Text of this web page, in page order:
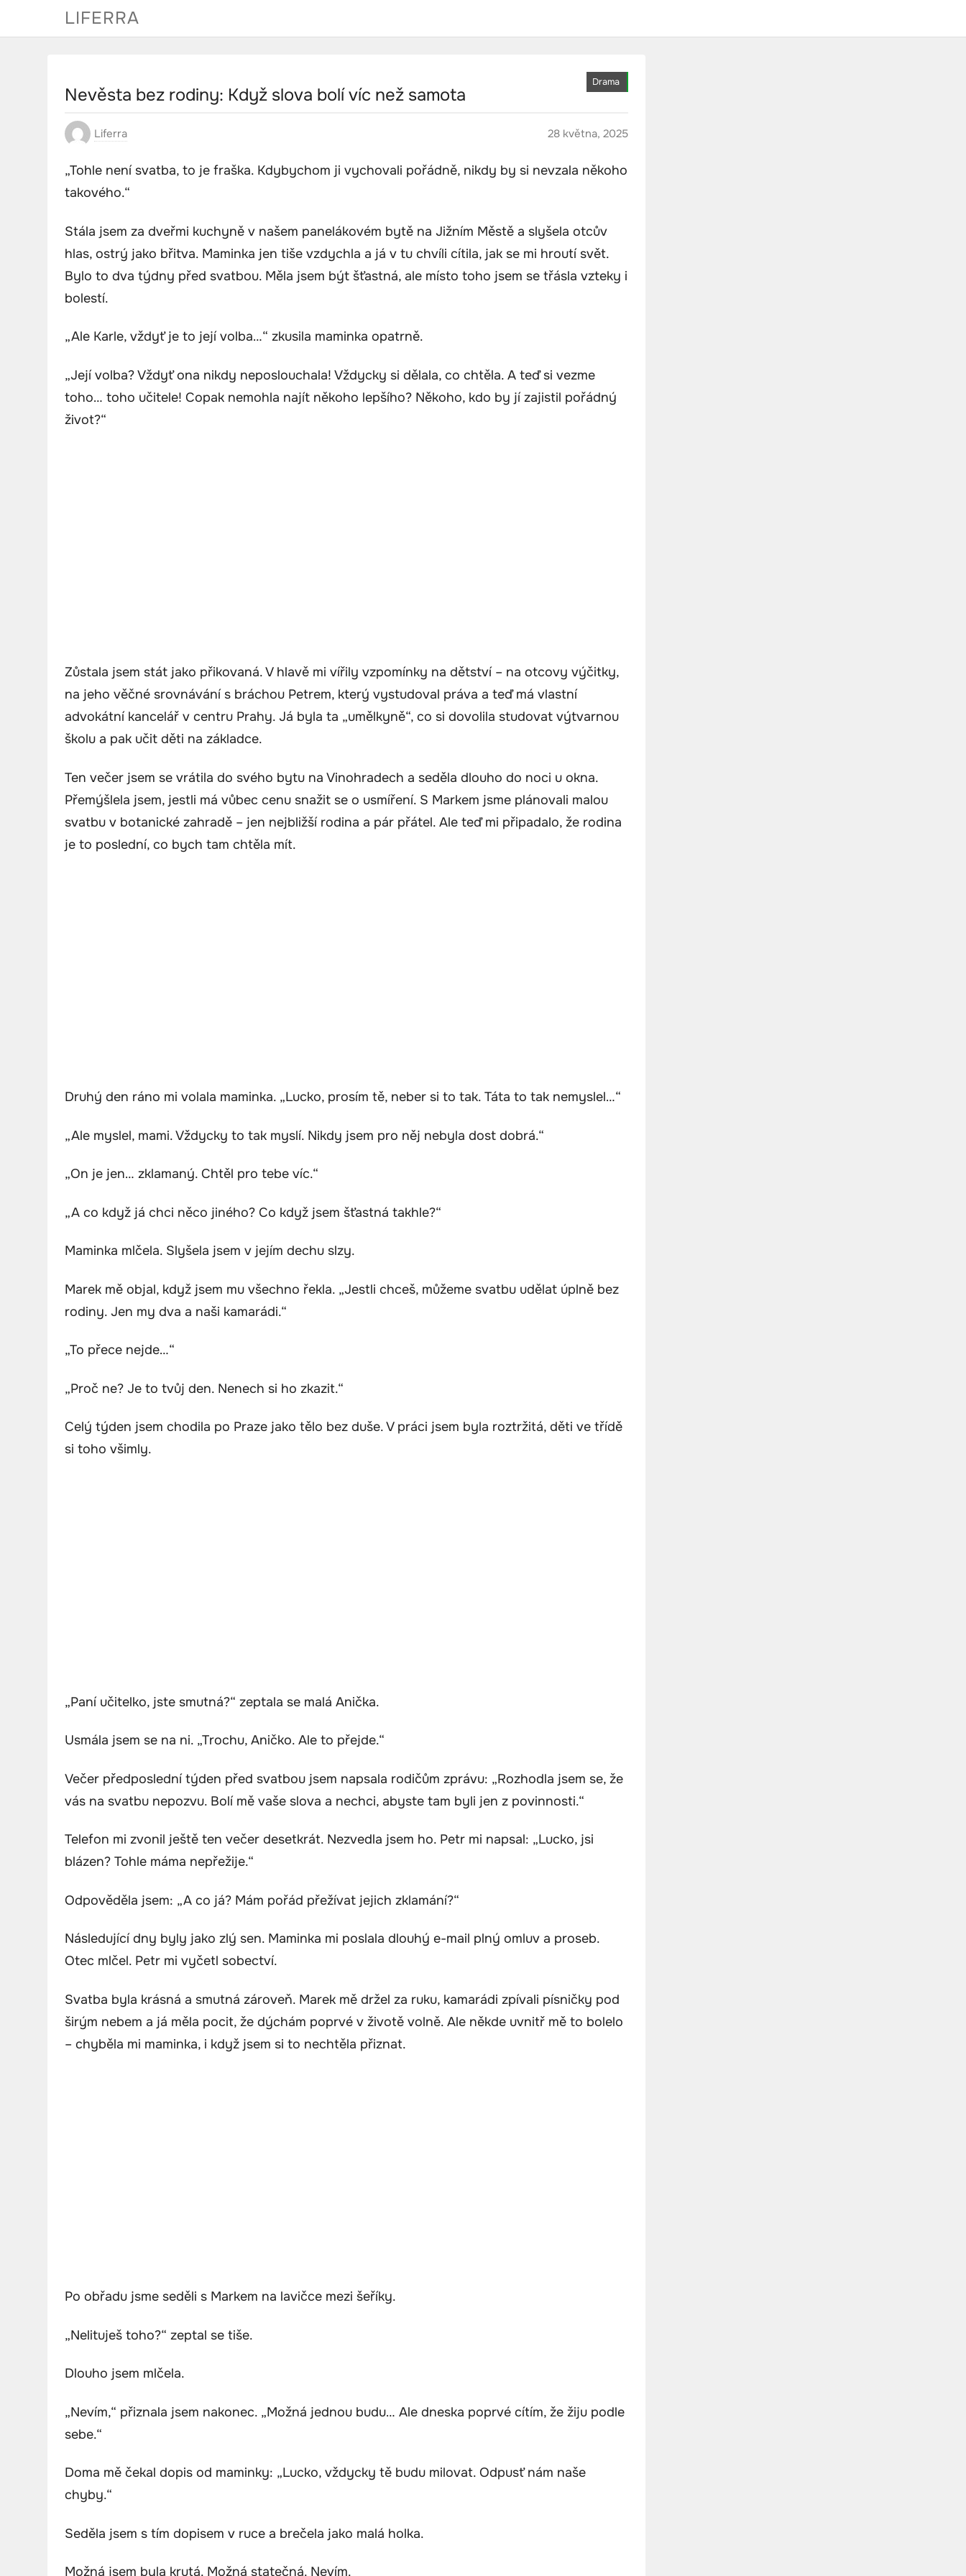
LIFERRA
Drama
Nevěsta bez rodiny: Když slova bolí víc než samota
Liferra 28 května, 2025
„Tohle není svatba, to je fraška. Kdybychom ji vychovali pořádně, nikdy by si nevzala někoho
takového.“
Stála jsem za dveřmi kuchyně v našem panelákovém bytě na Jižním Městě a slyšela otcův
hlas, ostrý jako břitva. Maminka jen tiše vzdychla a já v tu chvíli cítila, jak se mi hroutí svět.
Bylo to dva týdny před svatbou. Měla jsem být šťastná, ale místo toho jsem se třásla vzteky i
bolestí.
„Ale Karle, vždyť je to její volba…“ zkusila maminka opatrně.
„Její volba? Vždyť ona nikdy neposlouchala! Vždycky si dělala, co chtěla. A teď si vezme
toho… toho učitele! Copak nemohla najít někoho lepšího? Někoho, kdo by jí zajistil pořádný
život?“
Zůstala jsem stát jako přikovaná. V hlavě mi vířily vzpomínky na dětství – na otcovy výčitky,
na jeho věčné srovnávání s bráchou Petrem, který vystudoval práva a teď má vlastní
advokátní kancelář v centru Prahy. Já byla ta „umělkyně“, co si dovolila studovat výtvarnou
školu a pak učit děti na základce.
Ten večer jsem se vrátila do svého bytu na Vinohradech a seděla dlouho do noci u okna.
Přemýšlela jsem, jestli má vůbec cenu snažit se o usmíření. S Markem jsme plánovali malou
svatbu v botanické zahradě – jen nejbližší rodina a pár přátel. Ale teď mi připadalo, že rodina
je to poslední, co bych tam chtěla mít.
Druhý den ráno mi volala maminka. „Lucko, prosím tě, neber si to tak. Táta to tak nemyslel…“
„Ale myslel, mami. Vždycky to tak myslí. Nikdy jsem pro něj nebyla dost dobrá.“
„On je jen… zklamaný. Chtěl pro tebe víc.“
„A co když já chci něco jiného? Co když jsem šťastná takhle?“
Maminka mlčela. Slyšela jsem v jejím dechu slzy.
Marek mě objal, když jsem mu všechno řekla. „Jestli chceš, můžeme svatbu udělat úplně bez
rodiny. Jen my dva a naši kamarádi.“
„To přece nejde…“
„Proč ne? Je to tvůj den. Nenech si ho zkazit.“
Celý týden jsem chodila po Praze jako tělo bez duše. V práci jsem byla roztržitá, děti ve třídě
si toho všimly.
„Paní učitelko, jste smutná?“ zeptala se malá Anička.
Usmála jsem se na ni. „Trochu, Aničko. Ale to přejde.“
Večer předposlední týden před svatbou jsem napsala rodičům zprávu: „Rozhodla jsem se, že
vás na svatbu nepozvu. Bolí mě vaše slova a nechci, abyste tam byli jen z povinnosti.“
Telefon mi zvonil ještě ten večer desetkrát. Nezvedla jsem ho. Petr mi napsal: „Lucko, jsi
blázen? Tohle máma nepřežije.“
Odpověděla jsem: „A co já? Mám pořád přežívat jejich zklamání?“
Následující dny byly jako zlý sen. Maminka mi poslala dlouhý e-mail plný omluv a proseb.
Otec mlčel. Petr mi vyčetl sobectví.
Svatba byla krásná a smutná zároveň. Marek mě držel za ruku, kamarádi zpívali písničky pod
širým nebem a já měla pocit, že dýchám poprvé v životě volně. Ale někde uvnitř mě to bolelo
– chyběla mi maminka, i když jsem si to nechtěla přiznat.
Po obřadu jsme seděli s Markem na lavičce mezi šeříky.
„Nelituješ toho?“ zeptal se tiše.
Dlouho jsem mlčela.
„Nevím,“ přiznala jsem nakonec. „Možná jednou budu… Ale dneska poprvé cítím, že žiju podle
sebe.“
Doma mě čekal dopis od maminky: „Lucko, vždycky tě budu milovat. Odpusť nám naše
chyby.“
Seděla jsem s tím dopisem v ruce a brečela jako malá holka.
Možná jsem byla krutá. Možná statečná. Nevím.